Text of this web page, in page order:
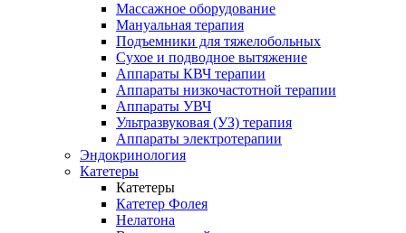
Массажное оборудование
Мануальная терапия
Подъемники для тяжелобольных
Сухое и подводное вытяжение
Аппараты КВЧ терапии
Аппараты низкочастотной терапии
Аппараты УВЧ
Ультразвуковая (УЗ) терапия
Аппараты электротерапии
Эндокринология
Катетеры
Катетеры
Катетер Фолея
Нелатона